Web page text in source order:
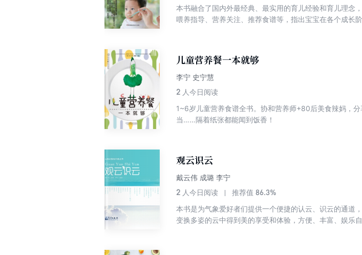
帮助读者更深入理解用户画像是如何建模打标签。
本书融合了国内外最经典、最实用的育儿经验和育儿理念
喂养指导、营养关注、推荐食谱等，指出宝宝在各个成长
儿童营养餐一本就够
李宁 史宁慧
2 人今日阅读
1~6岁儿童营养食谱全书。协和营养师+80后美食辣妈，
当……隔着纸张都能闻到饭香！
观云识云
戴云伟 成璐 李宁
2 人今日阅读 推荐值 86.3%
本书是为气象爱好者们提供一个便捷的认云、识云的通道
变换多姿的云中得到美的享受和体验，方便、丰富、娱乐自